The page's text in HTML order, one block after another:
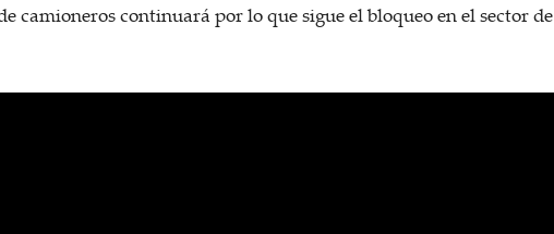
camioneros continuará por lo que sigue el bloqueo en el sector de